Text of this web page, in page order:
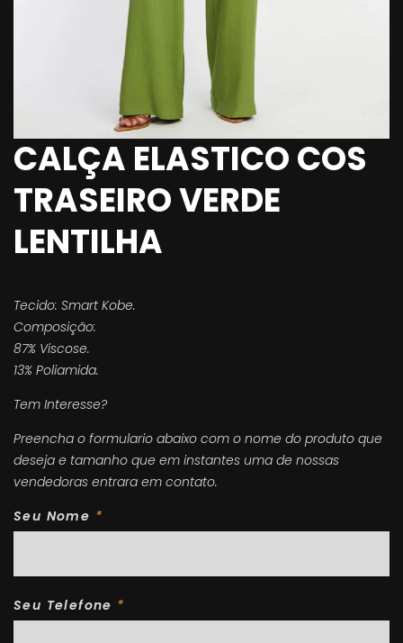
CALÇA ELASTICO COS
TRASEIRO VERDE
LENTILHA
Tecido: Smart Kobe.
Composição:
87% Viscose.
13% Poliamida.
Tem Interesse?
Preencha o formulario abaixo com o nome do produto que
deseja e tamanho que em instantes uma de nossas
vendedoras entrara em contato.
Seu Nome *
Seu Telefone *